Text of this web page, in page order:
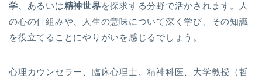
学 、あるいは精神世界を探求する分野で活かされます。人
の心の仕組みや、人生の意味について深く学び、その知識
を役立てることにやりがいを感じるでしょう。
心理カウンセラー、臨床心理士、精神科医、大学教授（哲